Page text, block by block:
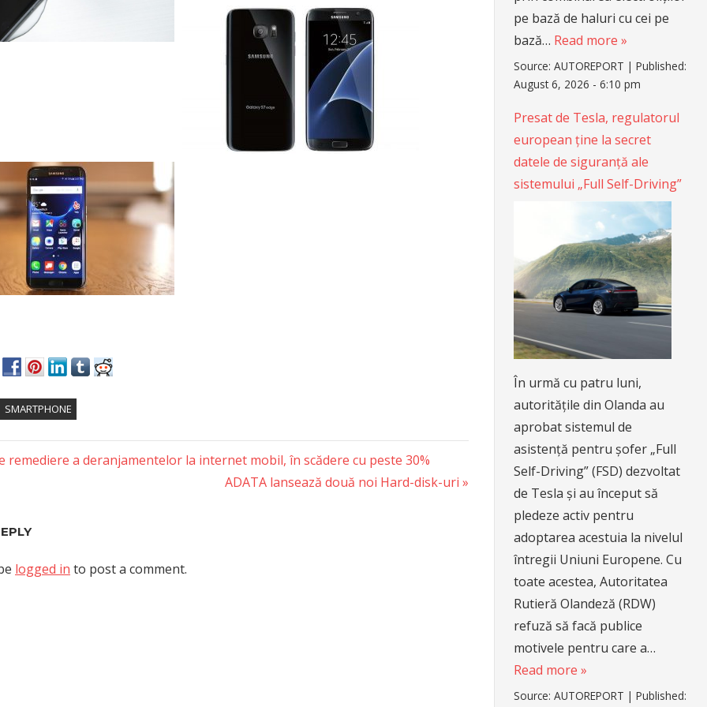
SMARTPHONE
remediere a deranjamentelor la internet mobil, în scădere cu peste 30%
Next
ADATA lansează două noi Hard-disk-uri
logged in to post a comment.
pe bază de haluri cu cei pe
bază… Read more »
Source:AUTOREPORT |Published:
August 6, 2026 - 6:10 pm
Presat de Tesla, regulatorul
european ține la secret
datele de siguranță ale
sistemului „Full Self-Driving”
În urmă cu patru luni,
autoritățile din Olanda au
aprobat sistemul de
asistență pentru șofer „Full
Self-Driving” (FSD) dezvoltat
de Tesla și au început să
pledeze activ pentru
adoptarea acestuia la nivelul
întregii Uniuni Europene. Cu
toate acestea, Autoritatea
Rutieră Olandeză (RDW)
refuză să facă publice
motivele pentru care a…
Read more »
Source:AUTOREPORT |Published: